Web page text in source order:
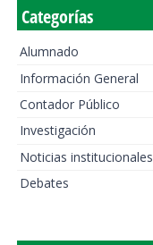
Categorías
Alumnado
Información General
Contador Público
Investigación
Noticias institucionales
Debates